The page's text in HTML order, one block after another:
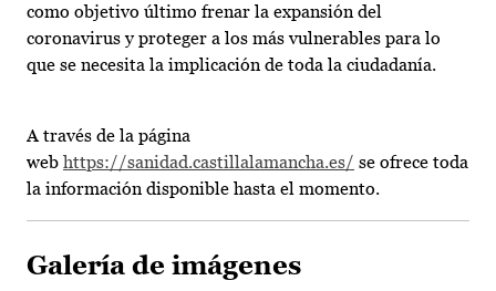
como objetivo último frenar la expansión del
coronavirus y proteger a los más vulnerables para lo
que se necesita la implicación de toda la ciudadanía.
A través de la página
web https://sanidad.castillalamancha.es/ se ofrece toda
la información disponible hasta el momento.
Galería de imágenes